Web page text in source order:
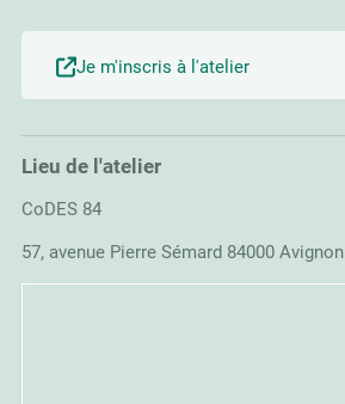
Je m'inscris à l'atelier
Lieu de l'atelier
CoDES 84
57, avenue Pierre Sémard 84000 Avignon